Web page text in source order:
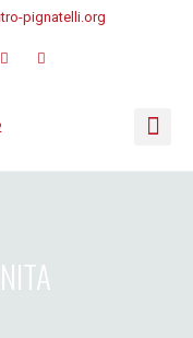
pignatelli.org